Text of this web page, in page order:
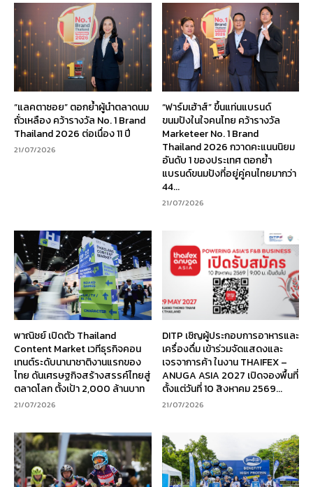
“แลคตาซอย” ตอกย้ำผู้นำตลาดนม
ถั่วเหลือง คว้ารางวัล No. 1 Brand
Thailand 2026 ต่อเนื่อง 11 ปี
21/07/2026
“ฟาร์มเฮ้าส์” ขึ้นแท่นแบรนด์
ขนมปังในใจคนไทย คว้ารางวัล
Marketeer No. 1 Brand
Thailand 2026 กวาดคะแนนนิยม
อันดับ 1 ของประเทศ ตอกย้ำ
แบรนด์ขนมปังที่อยู่คู่คนไทยมากว่า
44...
21/07/2026
พาณิชย์ เปิดตัว Thailand
Content Market เวทีธุรกิจคอน
เทนต์ระดับนานาชาติงานแรกของ
ไทย ดันเศรษฐกิจสร้างสรรค์ไทยสู่
ตลาดโลก ตั้งเป้า 2,000 ล้านบาท
21/07/2026
DITP เชิญผู้ประกอบการอาหารและ
เครื่องดื่ม เข้าร่วมจัดแสดงและ
เจรจาการค้า ในงาน THAIFEX –
ANUGA ASIA 2027 เปิดจองพื้นที่
ตั้งแต่วันที่ 10 สิงหาคม 2569...
21/07/2026